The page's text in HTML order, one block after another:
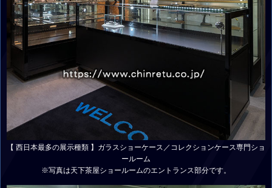
【 西日本最多の展示種類 】ガラスショーケース／コレクションケース専門ショ
ールーム
※写真は天下茶屋ショールームのエントランス部分です。